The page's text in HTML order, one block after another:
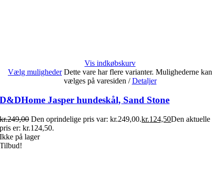
Vis indkøbskurv
Vælg muligheder Dette vare har flere varianter. Mulighederne kan
vælges på varesiden / Detaljer
D&DHome Jasper hundeskål, Sand Stone
kr.249,00 Den oprindelige pris var: kr.249,00.kr.124,50Den aktuelle
pris er: kr.124,50.
Ikke på lager
Tilbud!